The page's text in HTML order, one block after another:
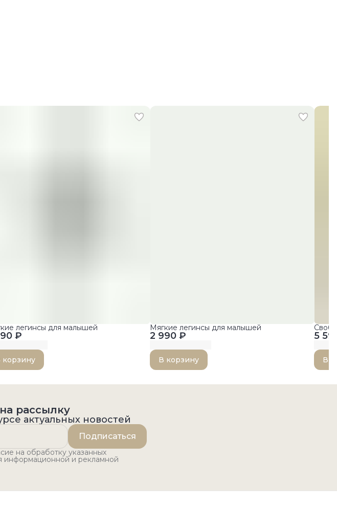
₽
легинсы для малышей
корзину
2 990 ₽
Мягкие легинсы для малышей
В корзину
5
В
рассылку
актуальных новостей
Подписаться
на обработку указанных
информационной и рекламной